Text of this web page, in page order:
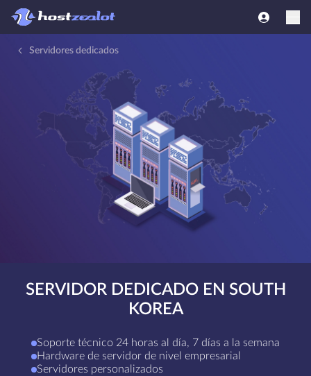
Servidores dedicados
SERVIDOR DEDICADO EN SOUTH
KOREA
Soporte técnico 24 horas al día, 7 días a la semana
Hardware de servidor de nivel empresarial
Servidores personalizados